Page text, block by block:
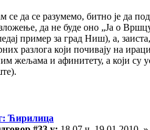
се да се разумемо, битно је да
да не буде оно „Ја о
пример за град Ниш), а,
разлога који почивају на
жељама и афинитету, а који су
Ћирилица